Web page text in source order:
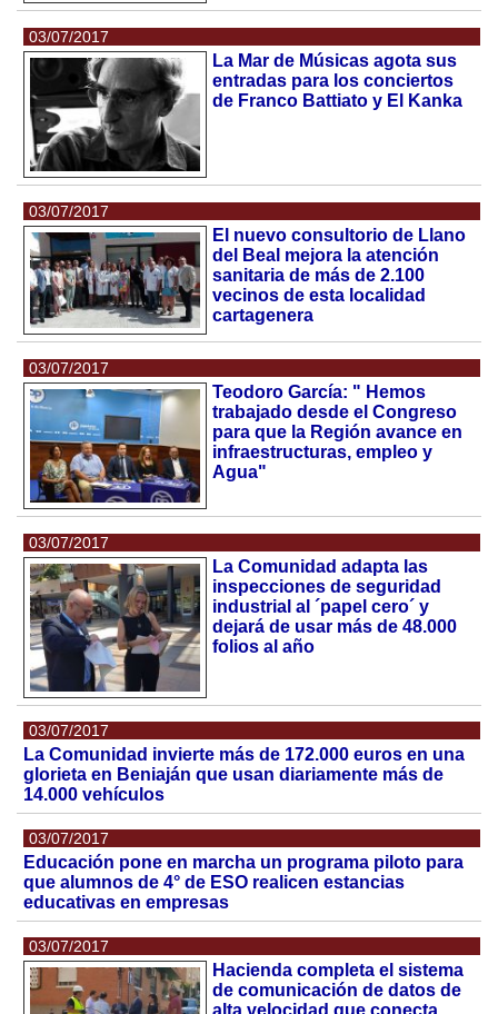
03/07/2017
La Mar de Músicas agota sus
entradas para los conciertos
de Franco Battiato y El Kanka
03/07/2017
El nuevo consultorio de Llano
del Beal mejora la atención
sanitaria de más de 2.100
vecinos de esta localidad
cartagenera
03/07/2017
Teodoro García: " Hemos
trabajado desde el Congreso
para que la Región avance en
infraestructuras, empleo y
Agua"
03/07/2017
La Comunidad adapta las
inspecciones de seguridad
industrial al ´papel cero´ y
dejará de usar más de 48.000
folios al año
03/07/2017
La Comunidad invierte más de 172.000 euros en una
glorieta en Beniaján que usan diariamente más de
14.000 vehículos
03/07/2017
Educación pone en marcha un programa piloto para
que alumnos de 4° de ESO realicen estancias
educativas en empresas
03/07/2017
Hacienda completa el sistema
de comunicación de datos de